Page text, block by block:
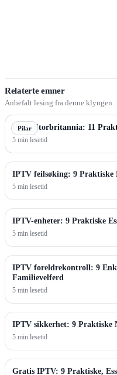
Relaterte emner
Anbefalt lesing fra denne klyngen.
Pilar
IPTV Storbritannia: 11
5 min lesetid
IPTV feilsøking: 9 Praktiske
5 min lesetid
IPTV-enheter: 9 Praktiske
5 min lesetid
IPTV foreldrekontroll: 9
Familievelferd
5 min lesetid
IPTV sikkerhet: 9 Praktiske
5 min lesetid
Gratis IPTV: 9 Praktiske,